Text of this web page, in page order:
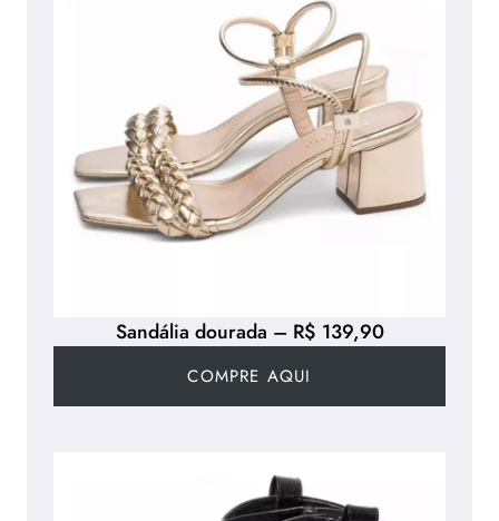
Sandália dourada – R$ 139,90
COMPRE AQUI